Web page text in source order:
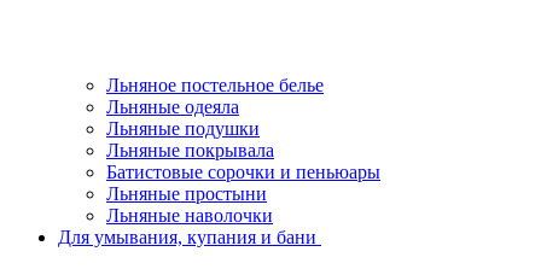
Льняное постельное белье
Льняные одеяла
Льняные подушки
Льняные покрывала
Батистовые сорочки и пеньюары
Льняные простыни
Льняные наволочки
Для умывания, купания и бани